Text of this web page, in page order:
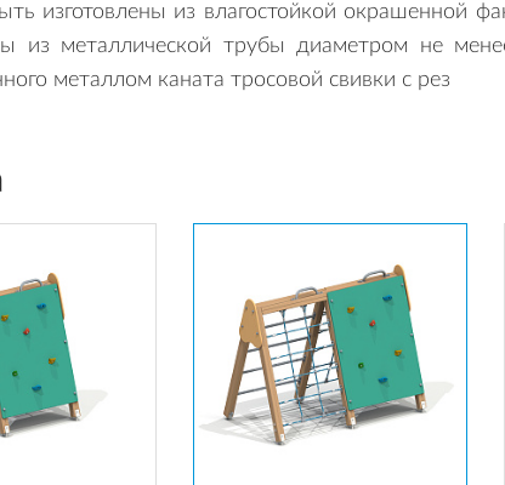
изготовлены из влагостойкой окрашенной
из металлической трубы диаметром не
металлом каната тросовой свивки с рез